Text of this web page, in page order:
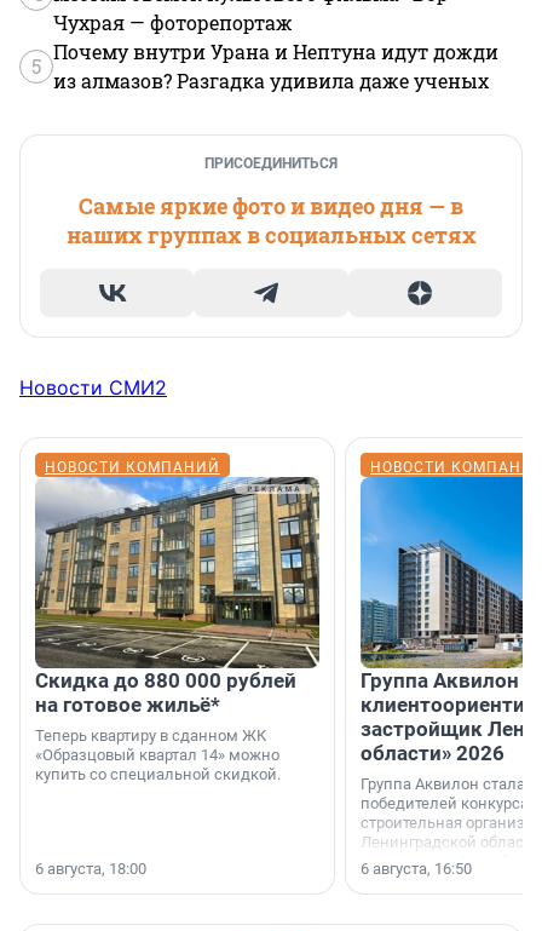
Чухрая — фоторепортаж
5
Почему внутри Урана и Нептуна идут дожди
из алмазов? Разгадка удивила даже ученых
ПРИСОЕДИНИТЬСЯ
Самые яркие фото и видео дня — в
наших группах в социальных сетях
Новости СМИ2
НОВОСТИ КОМПАНИЙ
Скидка до 880 000 рублей
на готовое жильё*
Теперь квартиру в сданном ЖК
«Образцовый квартал 14» можно
купить со специальной скидкой.
6 августа, 18:00
НОВОСТИ
Группа Аквилон
застройщик
области» 2026
Группа Аквилон стала
победителей конкурса
строительная
Ленинградской области
номинации «Самый
застройщик
области».
6 августа, 16:50